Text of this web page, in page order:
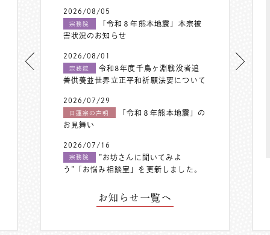
2026/08/05
宗務院
「令和８年熊本地震」本宗被
害状況のお知らせ
2026/08/01
宗務院
令和8年度千鳥ヶ淵戦没者追
善供養並世界立正平和祈願法要について
2026/07/29
日蓮宗の声明
「令和８年熊本地震」の
お見舞い
2026/07/16
宗務院
”お坊さんに聞いてみよ
う”「お悩み相談室」を更新しました。
お知らせ一覧へ